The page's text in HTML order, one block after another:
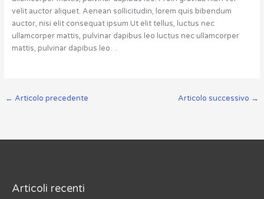
velit auctor aliquet. Aenean sollicitudin, lorem quis bibendum
auctor, nisi elit consequat ipsum Ut elit tellus, luctus nec
ullamcorper mattis, pulvinar dapibus leo luctus nec ullamcorper
mattis, pulvinar dapibus leo. .
← Articolo precedente Articolo successivo →
Articoli recenti